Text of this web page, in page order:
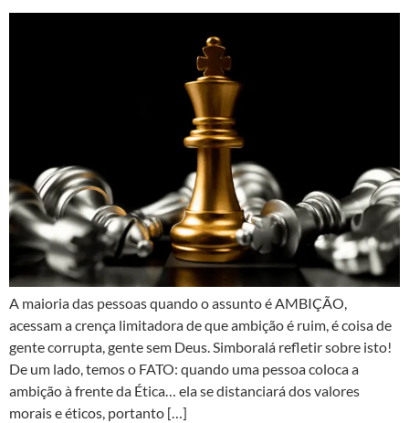
A maioria das pessoas quando o assunto é AMBIÇÃO,
acessam a crença limitadora de que ambição é ruim, é coisa de
gente corrupta, gente sem Deus. Simboralá refletir sobre isto!
De um lado, temos o FATO: quando uma pessoa coloca a
ambição à frente da Ética… ela se distanciará dos valores
morais e éticos, portanto […]